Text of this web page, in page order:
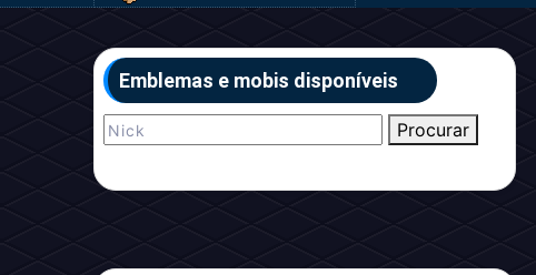
Emblemas e mobis disponíveis
Procurar